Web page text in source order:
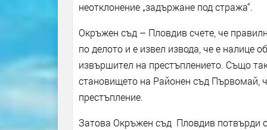
неотклонение „задържане под стража“.
Окръжен съд – Пловдив счете, че
по делото и е извел извода, че е налице
извършител на престъплението. Също
становището на Районен съд Първомай,
престъпление.
Затова Окръжен съд Пловдив потвърди